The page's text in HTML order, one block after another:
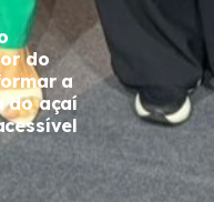
do
a
do açaí